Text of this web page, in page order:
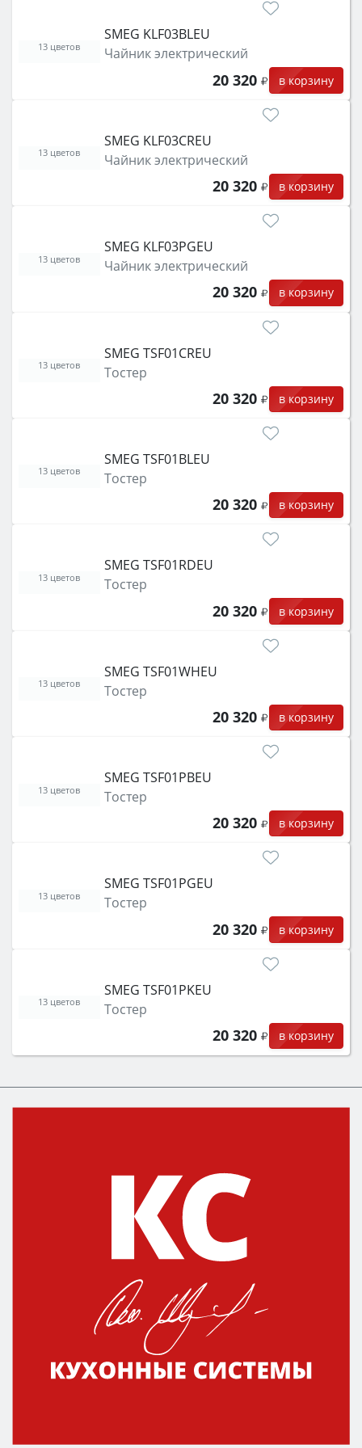
SMEG KLF03BLEU
Чайник электрический
20 320 в корзину
13 цветов
SMEG KLF03CREU
Чайник электрический
20 320 в корзину
13 цветов
SMEG KLF03PGEU
Чайник электрический
20 320 в корзину
13 цветов
SMEG TSF01CREU
Тостер
20 320 в корзину
13 цветов
SMEG TSF01BLEU
Тостер
20 320 в корзину
13 цветов
SMEG TSF01RDEU
Тостер
20 320 в корзину
13 цветов
SMEG TSF01WHEU
Тостер
20 320 в корзину
13 цветов
SMEG TSF01PBEU
Тостер
20 320 в корзину
13 цветов
SMEG TSF01PGEU
Тостер
20 320 в корзину
13 цветов
SMEG TSF01PKEU
Тостер
20 320 в корзину
13 цветов